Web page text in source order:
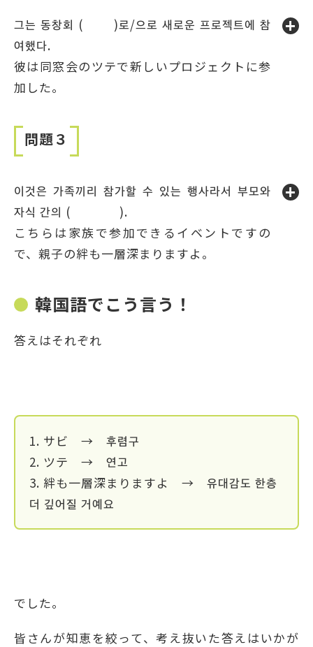
그는 동창회 ( )로/으로 새로운 프로젝트에 참
여했다.
彼は同窓会のツテで新しいプロジェクトに参
加した。
問題３
이것은 가족끼리 참가할 수 있는 행사라서 부모와
자식 간의 ( ).
こちらは家族で参加できるイベントですの
で、親子の絆も一層深まりますよ。
韓国語でこう言う！
答えはそれぞれ
1. サビ → 후렴구
2. ツテ → 연고
3. 絆も一層深まりますよ → 유대감도 한층
더 깊어질 거예요
でした。
皆さんが知恵を絞って、考え抜いた答えはいかが